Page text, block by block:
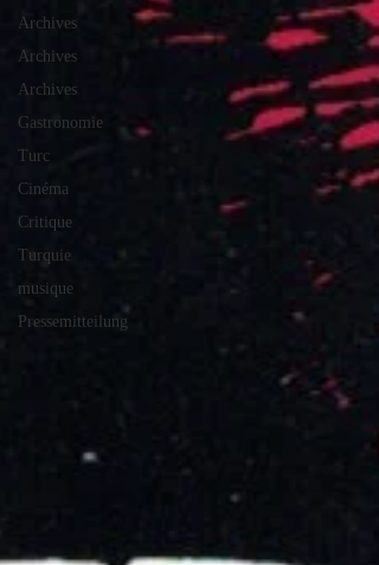
Archives
Archives
Archives
Gastronomie
Turc
Cinéma
Critique
Turquie
musique
Pressemitteilung